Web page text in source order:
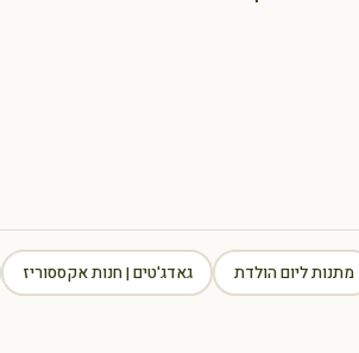
מתנות ליום הולדת גאדג'טים | חנות אקססוריז